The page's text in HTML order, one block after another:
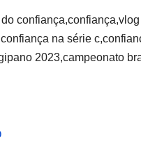
na série
2023,campeonato